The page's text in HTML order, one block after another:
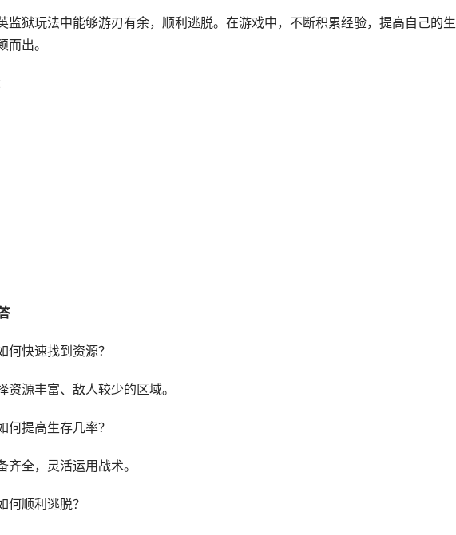
监狱玩法中能够游刃有余，顺利逃脱。在游戏中，不断积累经验，提高自己的生
出。
何快速找到资源？
源丰富、敌人较少的区域。
何提高生存几率？
全，灵活运用战术。
何顺利逃脱？